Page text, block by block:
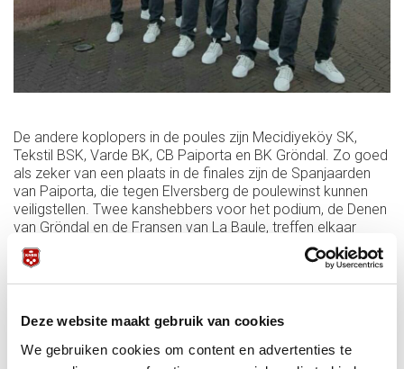
Deze website maakt gebruik van cookies
We gebruiken cookies om content en advertenties te
De andere koplopers in de poules zijn Mecidiyeköy SK,
Tekstil BSK, Varde BK, CB Paiporta en BK Gröndal. Zo goed
als zeker van een plaats in de finales zijn de Spanjaarden
van Paiporta, die tegen Elversberg de poulewinst kunnen
veiligstellen. Twee kanshebbers voor het podium, de Denen
van Gröndal en de Fransen van La Baule, treffen elkaar
vandaag voor het beslissende duel, waarbij Gröndal genoeg
heeft aan 4-4.
De Denen versloegen gisteren in de poule des doods
team tegen Jose Antonio Carrasco (40-33 in 20). David
Martinez excelleerde tegen Jacob Sörensen in een
veegpartij: 40-9 in 22). Hoe zeer de teams aan elkaar